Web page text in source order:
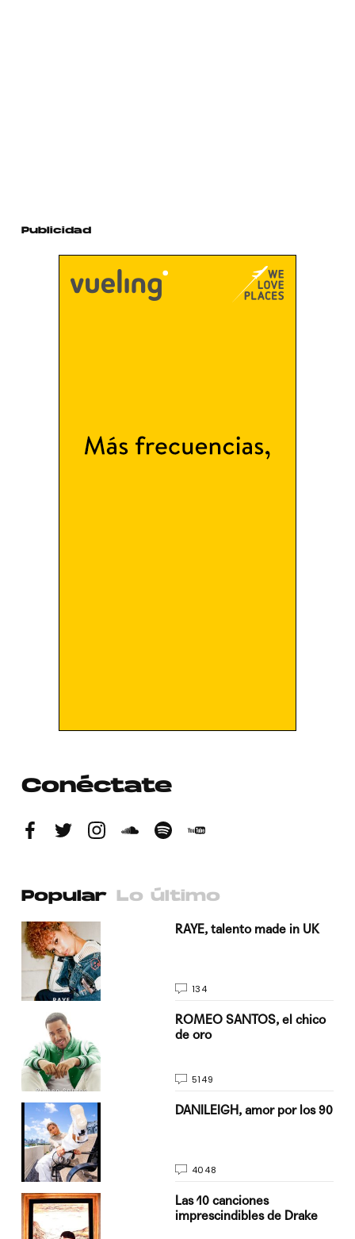
Publicidad
Conéctate
Popular Lo último
RAYE, talento made in UK
134
ROMEO SANTOS, el chico
de oro
5149
DANILEIGH, amor por los 90
4048
Las 10 canciones
imprescindibles de Drake